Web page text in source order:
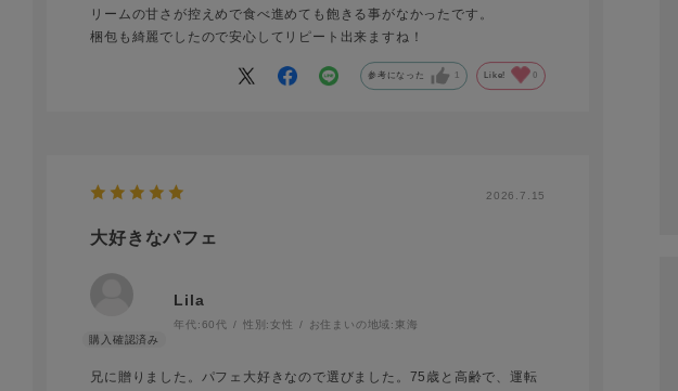
リームの甘さが控えめで食べ進めても飽きる事がなかったです。
梱包も綺麗でしたので安心してリピート出来ますね！
参考になった 1 Like! 0
2026.7.15
大好きなパフェ
Lila
年代:60代 性別:女性 お住まいの地域: 東海
兄に贈りました。パフェ大好きなので選びました。75歳と高齢で、運転